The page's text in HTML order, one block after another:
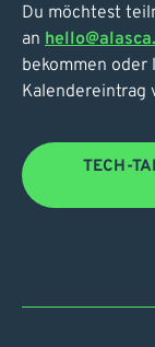
Du möchtest
an
bekommen
Kalendereintrag
TECH-